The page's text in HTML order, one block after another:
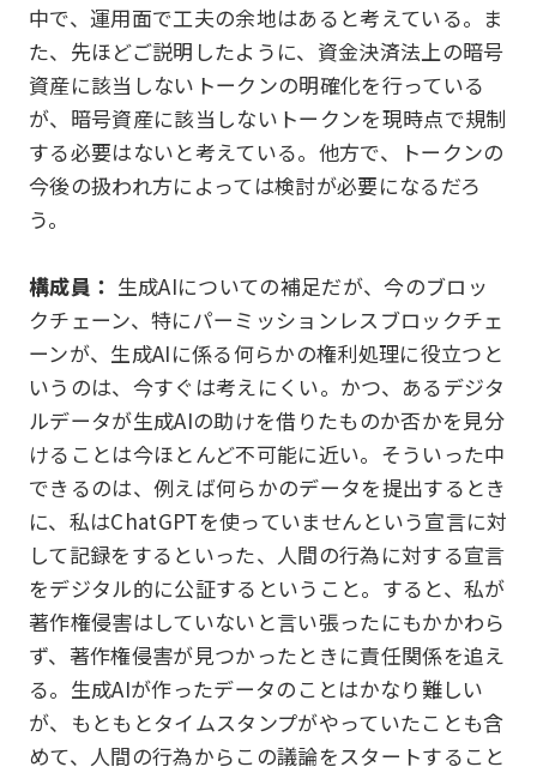
中で、運用面で工夫の余地はあると考えている。ま
た、先ほどご説明したように、資金決済法上の暗号
資産に該当しないトークンの明確化を行っている
が、暗号資産に該当しないトークンを現時点で規制
する必要はないと考えている。他方で、トークンの
今後の扱われ方によっては検討が必要になるだろ
う。
構成員： 生成AIについての補足だが、今のブロッ
クチェーン、特にパーミッションレスブロックチェ
ーンが、生成AIに係る何らかの権利処理に役立つと
いうのは、今すぐは考えにくい。かつ、あるデジタ
ルデータが生成AIの助けを借りたものか否かを見分
けることは今ほとんど不可能に近い。そういった中
できるのは、例えば何らかのデータを提出するとき
に、私はChatGPTを使っていませんという宣言に対
して記録をするといった、人間の行為に対する宣言
をデジタル的に公証するということ。すると、私が
著作権侵害はしていないと言い張ったにもかかわら
ず、著作権侵害が見つかったときに責任関係を追え
る。生成AIが作ったデータのことはかなり難しい
が、もともとタイムスタンプがやっていたことも含
めて、人間の行為からこの議論をスタートすること